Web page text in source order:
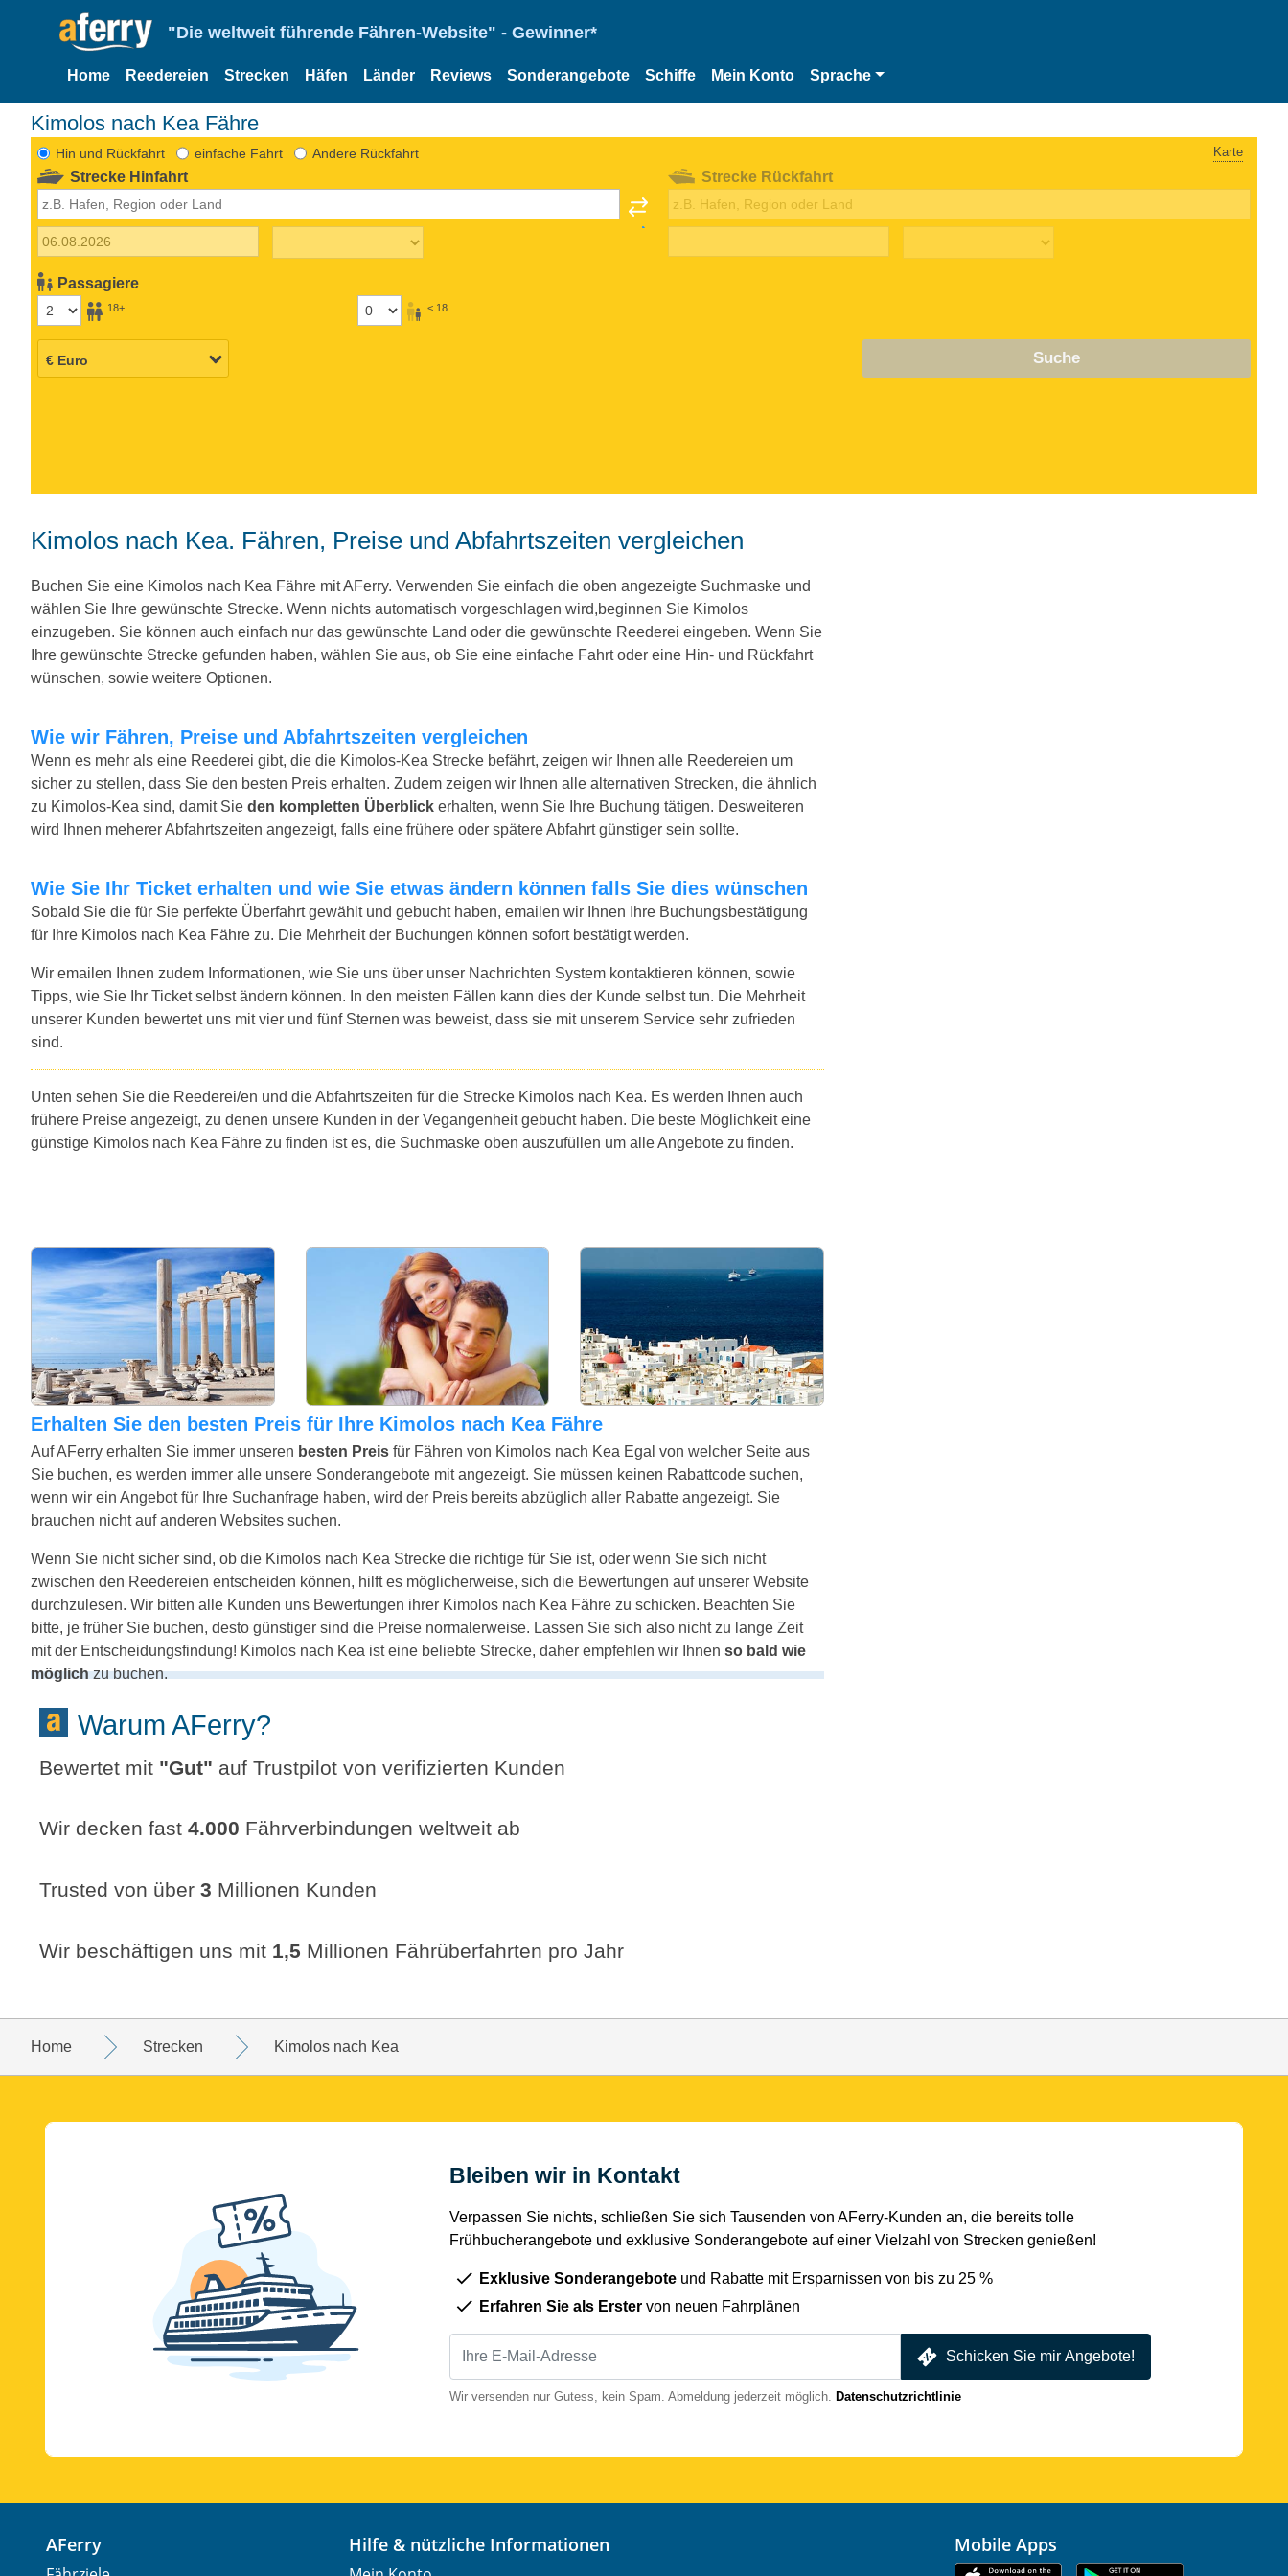
"Die weltweit führende Fähren-Website" - Gewinner*
Home Reedereien Strecken Häfen Länder Reviews Sonderangebote Schiffe Mein Konto Sprache
Kimolos nach Kea Fähre
Hin und Rückfahrt einfache Fahrt Andere Rückfahrt Karte
Strecke Hinfahrt
Passagiere
18+ < 18
Strecke Rückfahrt
Suche
Kimolos nach Kea. Fähren, Preise und Abfahrtszeiten vergleichen
Buchen Sie eine Kimolos nach Kea Fähre mit AFerry. Verwenden Sie einfach die oben angezeigte Suchmaske und
wählen Sie Ihre gewünschte Strecke. Wenn nichts automatisch vorgeschlagen wird,beginnen Sie Kimolos
einzugeben. Sie können auch einfach nur das gewünschte Land oder die gewünschte Reederei eingeben. Wenn Sie
Ihre gewünschte Strecke gefunden haben, wählen Sie aus, ob Sie eine einfache Fahrt oder eine Hin- und Rückfahrt
wünschen, sowie weitere Optionen.
Wie wir Fähren, Preise und Abfahrtszeiten vergleichen
Wenn es mehr als eine Reederei gibt, die die Kimolos-Kea Strecke befährt, zeigen wir Ihnen alle Reedereien um
sicher zu stellen, dass Sie den besten Preis erhalten. Zudem zeigen wir Ihnen alle alternativen Strecken, die ähnlich
zu Kimolos-Kea sind, damit Sie den kompletten Überblick erhalten, wenn Sie Ihre Buchung tätigen. Desweiteren
wird Ihnen meherer Abfahrtszeiten angezeigt, falls eine frühere oder spätere Abfahrt günstiger sein sollte.
Wie Sie Ihr Ticket erhalten und wie Sie etwas ändern können falls Sie dies wünschen
Sobald Sie die für Sie perfekte Überfahrt gewählt und gebucht haben, emailen wir Ihnen Ihre Buchungsbestätigung
für Ihre Kimolos nach Kea Fähre zu. Die Mehrheit der Buchungen können sofort bestätigt werden.
Wir emailen Ihnen zudem Informationen, wie Sie uns über unser Nachrichten System kontaktieren können, sowie
Tipps, wie Sie Ihr Ticket selbst ändern können. In den meisten Fällen kann dies der Kunde selbst tun. Die Mehrheit
unserer Kunden bewertet uns mit vier und fünf Sternen was beweist, dass sie mit unserem Service sehr zufrieden
sind.
Unten sehen Sie die Reederei/en und die Abfahrtszeiten für die Strecke Kimolos nach Kea. Es werden Ihnen auch
frühere Preise angezeigt, zu denen unsere Kunden in der Vegangenheit gebucht haben. Die beste Möglichkeit eine
günstige Kimolos nach Kea Fähre zu finden ist es, die Suchmaske oben auszufüllen um alle Angebote zu finden.
Erhalten Sie den besten Preis für Ihre Kimolos nach Kea Fähre
Auf AFerry erhalten Sie immer unseren besten Preis für Fähren von Kimolos nach Kea Egal von welcher Seite aus
Sie buchen, es werden immer alle unsere Sonderangebote mit angezeigt. Sie müssen keinen Rabattcode suchen,
wenn wir ein Angebot für Ihre Suchanfrage haben, wird der Preis bereits abzüglich aller Rabatte angezeigt. Sie
brauchen nicht auf anderen Websites suchen.
Wenn Sie nicht sicher sind, ob die Kimolos nach Kea Strecke die richtige für Sie ist, oder wenn Sie sich nicht
zwischen den Reedereien entscheiden können, hilft es möglicherweise, sich die Bewertungen auf unserer Website
durchzulesen. Wir bitten alle Kunden uns Bewertungen ihrer Kimolos nach Kea Fähre zu schicken. Beachten Sie
bitte, je früher Sie buchen, desto günstiger sind die Preise normalerweise. Lassen Sie sich also nicht zu lange Zeit
mit der Entscheidungsfindung! Kimolos nach Kea ist eine beliebte Strecke, daher empfehlen wir Ihnen so bald wie
möglichzu buchen.
Warum AFerry?
Bewertet mit "Gut" auf Trustpilot von verifizierten Kunden
Wir decken fast 4.000 Fährverbindungen weltweit ab
Trusted von über 3 Millionen Kunden
Wir beschäftigen uns mit 1,5 Millionen Fährüberfahrten pro Jahr
Home Strecken Kimolos nach Kea
Bleiben wir in Kontakt
Verpassen Sie nichts, schließen Sie sich Tausenden von AFerry-Kunden an, die bereits tolle
Frühbucherangebote und exklusive Sonderangebote auf einer Vielzahl von Strecken genießen!
Exklusive Sonderangebote und Rabatte mit Ersparnissen von bis zu 25 %
Erfahren Sie als Erster von neuen Fahrplänen
Schicken Sie mir Angebote!
Wir versenden nur Gutess, kein Spam. Abmeldung jederzeit möglich. Datenschutzrichtlinie
AFerry Hilfe & nützliche Informationen Mobile Apps